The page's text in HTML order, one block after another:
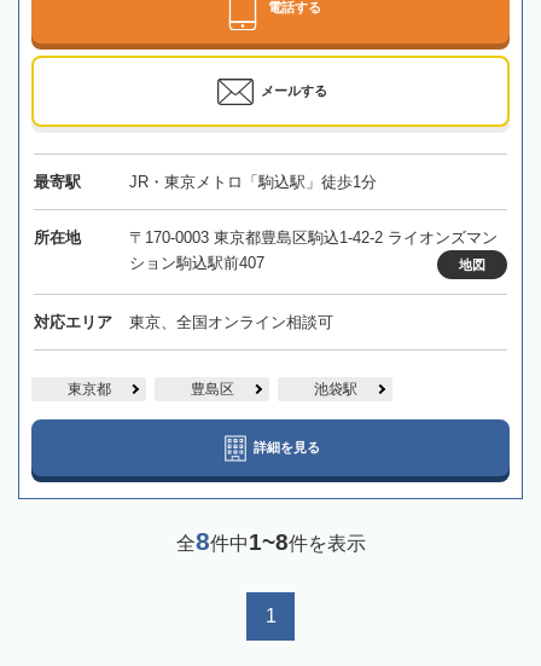
電話する
メールする
最寄駅 JR・東京メトロ「駒込駅」徒歩1分
所在地
〒170-0003 東京都豊島区駒込1-42-2 ライオンズマン
ション駒込駅前407
地図
対応エリア 東京、全国オンライン相談可
東京都 豊島区 池袋駅
詳細を見る
全8件中1~8件を表示
1